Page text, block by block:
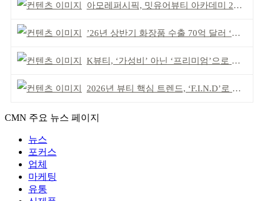
아모레퍼시픽, 밋유어뷰티 아카데미 2기 발대식
’26년 상반기 화장품 수출 70억 달러 ‘역대 최고’
K뷰티, ‘가성비’ 아닌 ‘프리미엄’으로 승부걸어야
2026년 뷰티 핵심 트렌드, ‘F.I.N.D’로 읽는다
CMN 주요 뉴스 페이지
뉴스
포커스
업체
마케팅
유통